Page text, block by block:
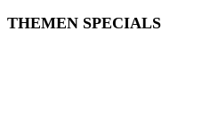
THEMEN SPECIALS